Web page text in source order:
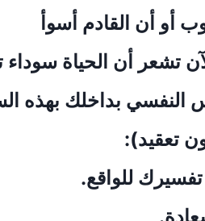
أو أن القادم أسوأ
أن الحياة سوداء
النفسي بداخلك بهذه
تعقيد):
للواقع.